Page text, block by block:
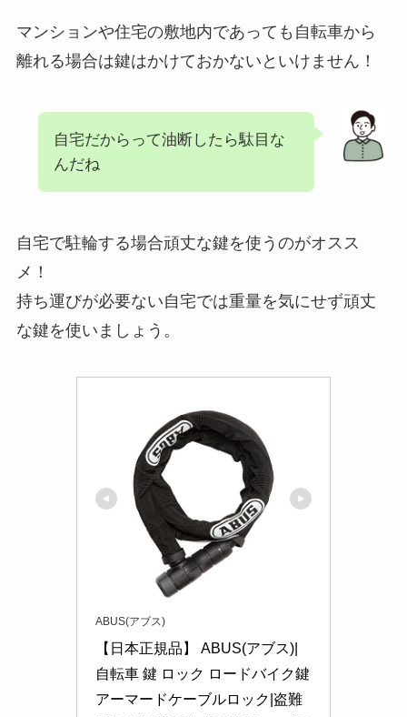
マンションや住宅の敷地内であっても自転車から
離れる場合は鍵はかけておかないといけません！
自宅だからって油断したら駄目な
んだね
自宅で駐輪する場合頑丈な鍵を使うのがオスス
メ！
持ち運びが必要ない自宅では重量を気にせず頑丈
な鍵を使いましょう。
ABUS(アブス)
【日本正規品】 ABUS(アブス)|
自転車 鍵 ロック ロードバイク鍵
アーマードケーブルロック|盗難